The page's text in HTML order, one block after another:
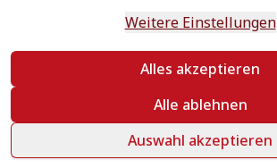
Weitere Einstellungen
Alles akzeptieren
Alle ablehnen
Auswahl akzeptieren
Vertrag
textildepot24 2026